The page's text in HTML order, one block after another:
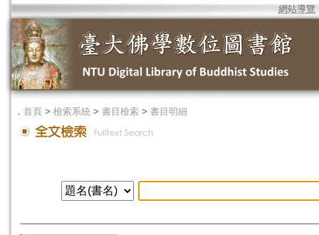
網站導覽
． 首頁 > 檢索系統 > 書目檢索 > 書目明細